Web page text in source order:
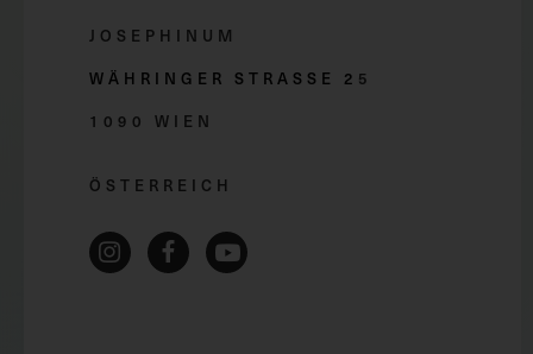
JOSEPHINUM
WÄHRINGER STRASSE 2 5
1090 WIEN
ÖSTERREICH